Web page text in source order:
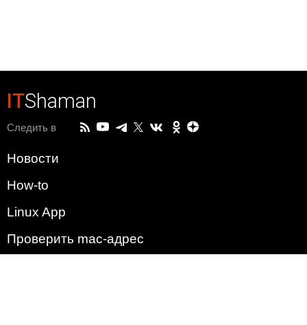
ITShaman
Следить в
Новости
How-to
Linux App
Проверить mac-адрес